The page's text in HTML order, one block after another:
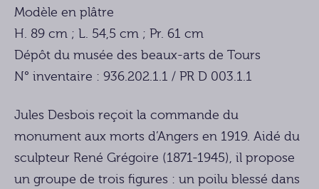
Modèle en plâtre
H. 89 cm ; L. 54,5 cm ; Pr. 61 cm
Dépôt du musée des beaux-arts de Tours
N° inventaire : 936.202.1.1 / PR D 003.1.1
Jules Desbois reçoit la commande du
monument aux morts d’Angers en 1919. Aidé du
sculpteur René Grégoire (1871-1945), il propose
un groupe de trois figures : un poilu blessé dans